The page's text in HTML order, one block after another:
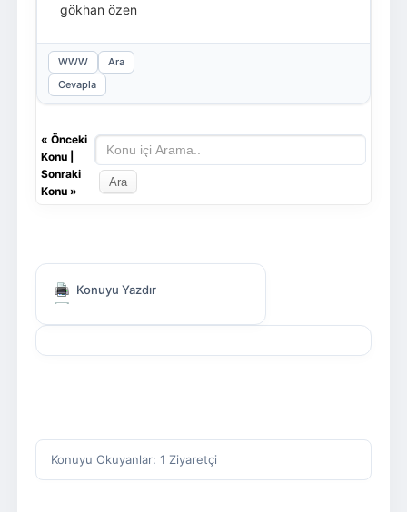
gökhan özen
WWW
Ara
Cevapla
« Önceki
Konu|
Sonraki
Konu»
Konuyu Yazdır
Konuyu Okuyanlar: 1 Ziyaretçi